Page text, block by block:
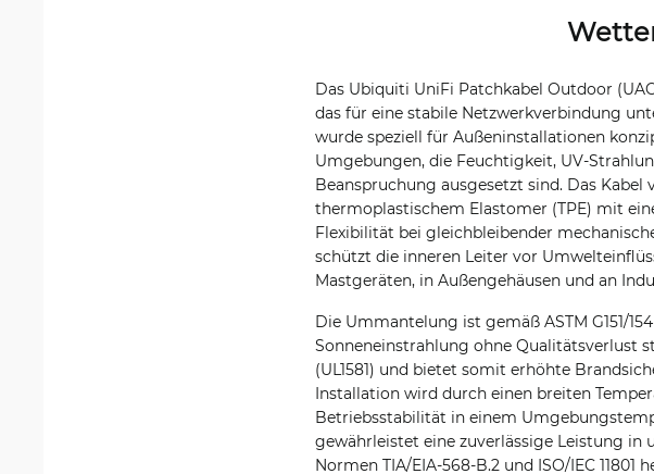
Das Ubiquiti UniFi Patchkabel Outdoor
das für eine stabile Netzwerkverbindung
wurde speziell für Außeninstallationen
Umgebungen, die Feuchtigkeit, UV-
Beanspruchung ausgesetzt sind. Das
thermoplastischem Elastomer (TPE) mit
Flexibilität bei gleichbleibender
schützt die inneren Leiter vor
Mastgeräten, in Außengehäusen und an
Die Ummantelung ist gemäß ASTM G151/
Sonneneinstrahlung ohne Qualitätsverlust
(UL1581) und bietet somit erhöhte
Installation wird durch einen breiten
Betriebsstabilität in einem
gewährleistet eine zuverlässige Leistung in
Normen TIA/EIA-568-B.2 und ISO/IEC